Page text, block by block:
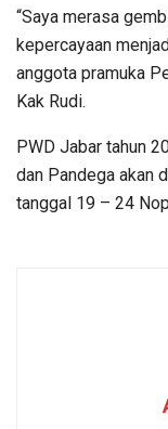
“Saya merasa
kepercayaan
anggota pramuka
Kak Rudi.
PWD Jabar tahun
dan Pandega akan
tanggal 19 – 24